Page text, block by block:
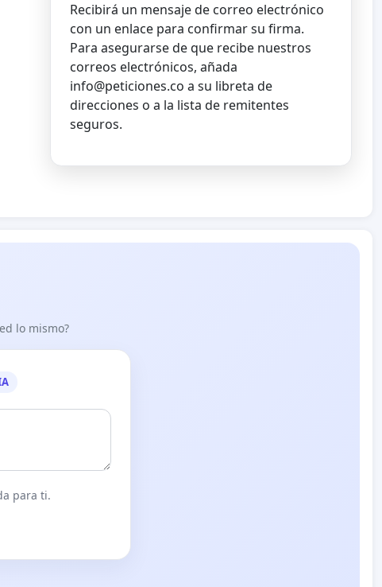
Recibirá un mensaje de correo electrónico
con un enlace para confirmar su firma.
Para asegurarse de que recibe nuestros
correos electrónicos, añada
info@peticiones.co a su libreta de
direcciones o a la lista de remitentes
seguros.
lo mismo?
para ti.